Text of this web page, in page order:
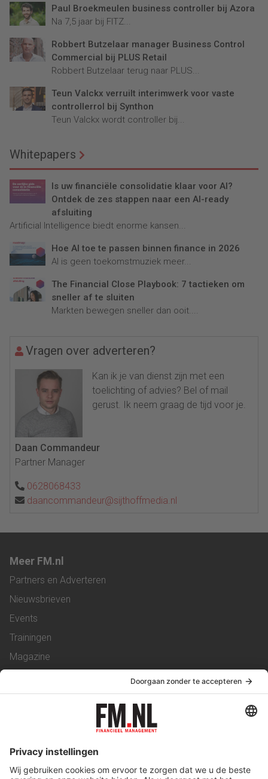
Paul Broekmeulen business controller bij Azora
Na 7,5 jaar bij FITZ...
Robbert Butzelaar manager Business Control
Commercial bij PLUS Retail
Robbert Butzelaar terug naar PLUS...
Teun Valckx verruilt interimwerk voor vaste
controllerrol bij Synthon
Teun Valckx wordt controller bij...
Whitepapers
Is uw financiële consolidatie klaar voor AI?
Ontdek de zes stappen naar een AI-ready
afsluiting
Artificial Intelligence biedt enorme kansen...
Hoe AI toe te passen binnen finance in 2026
AI is geen toekomstmuziek meer...
The Financial Close Playbook: 7 tactieken om
sneller af te sluiten
Markten bewegen sneller dan ooit....
Vragen over adverteren?
Kan ik je van dienst zijn met een
toelichting of advies? Bel of mail
gerust. Ik neem graag de tijd voor je.
Daan Commandeur
Partner Manager
0628068433
daancommandeur@sijthoffmedia.nl
Meer FM.nl
Partners en Adverteren
Nieuwsbrieven
Events
Trainingen
Magazine
Service & Contact
Werken bij ons
Privacy Statement